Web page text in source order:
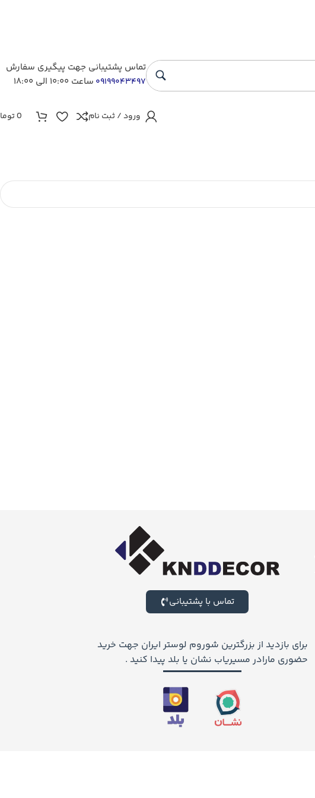
تماس پشتیبانی جهت پیگیری سفارش
۰۹۱۹۹۰۴۳۴۹۷ ساعت ۱۰:۰۰ الی ۱۸:۰۰
ورود / ثبت نام 0
تماس با پشتیبانی
برای بازدید از بزرگترین شوروم لوستر ایران جهت خرید
حضوری مارادر مسیریاب نشان یا بلد پیدا کنید .